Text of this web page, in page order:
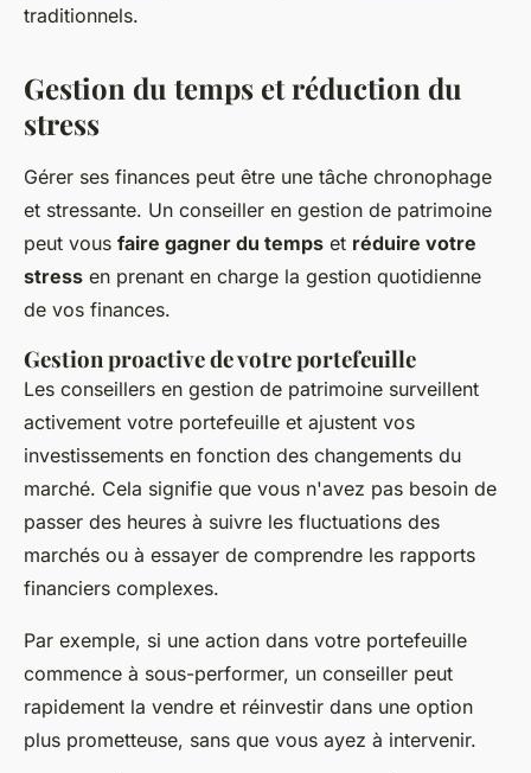
traditionnels.
Gestion du temps et réduction du
stress
Gérer ses finances peut être une tâche chronophage
et stressante. Un conseiller en gestion de patrimoine
peut vous faire gagner du temps et réduire votre
stress en prenant en charge la gestion quotidienne
de vos finances.
Gestion proactive de votre portefeuille
Les conseillers en gestion de patrimoine surveillent
activement votre portefeuille et ajustent vos
investissements en fonction des changements du
marché. Cela signifie que vous n'avez pas besoin de
passer des heures à suivre les fluctuations des
marchés ou à essayer de comprendre les rapports
financiers complexes.
Par exemple, si une action dans votre portefeuille
commence à sous-performer, un conseiller peut
rapidement la vendre et réinvestir dans une option
plus prometteuse, sans que vous ayez à intervenir.